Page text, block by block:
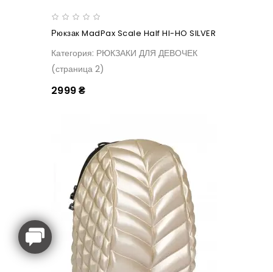
Рюкзак MadPax Scale Half HI-HO SILVER
Категория: РЮКЗАКИ ДЛЯ ДЕВОЧЕК
(страница 2)
2999 ₴